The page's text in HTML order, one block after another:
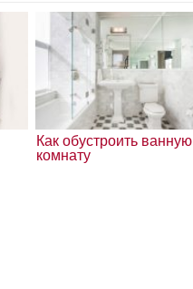
Как обустроить ванную
комнату